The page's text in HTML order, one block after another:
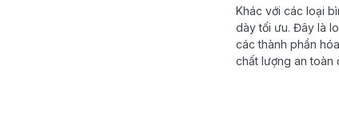
Khác với các loại
dày tối ưu. Đây là
các thành phần
chất lượng an toàn